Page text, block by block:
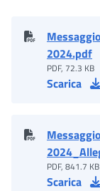
2024.pdf
PDF, 72.3 KB
Scarica
PDF, 841.7 KB
Scarica